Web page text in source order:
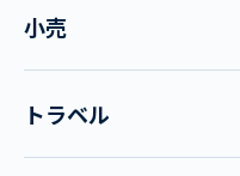
小売
トラベル